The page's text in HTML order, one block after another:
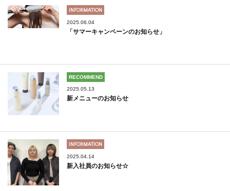
INFORMATION
2025.06.04
「サマーキャンペーンのお知らせ」
RECOMMEND
2025.05.13
新メニューのお知らせ
INFORMATION
2025.04.14
新入社員のお知らせ☆